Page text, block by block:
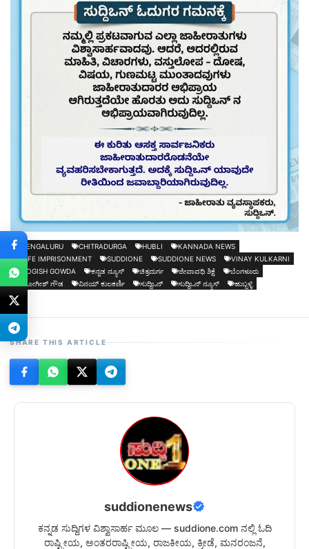
BENGALURU CHITRADURGA HUBLI
KANNADA NEWS
LIFE IMPRISONMENT
SUDDIONE SUDDIONE NEWS
VINAY KULKARNI
YOGISH GOWDA
ಕನ್ನಡ ನ್ಯೂಸ್ ಚಿತ್ರದುರ್ಗ ಜೀವಾವಧಿ ಶಿಕ್ಷೆ
ಬೆಂಗಳೂರು
ಯೋಗೀಶ್ ಗೌಡ
ವಿನಯ್ ಕುಲಕರ್ಣಿ ಸುದ್ದಿಒನ್ ಸುದ್ದಿಒನ್ ನ್ಯೂಸ್ ಹುಬ್ಬಳ್ಳಿ
SHARE THIS ARTICLE
suddionenews
ಕನ್ನಡ ಸುದ್ದಿಗಳ ವಿಶ್ವಾಸಾರ್ಹ ಮೂಲ — suddione.com ನಲ್ಲಿ ಓದಿ
ರಾಷ್ಟ್ರೀಯ, ಅಂತರರಾಷ್ಟ್ರೀಯ, ರಾಜಕೀಯ, ಕ್ರೀಡೆ, ಮನರಂಜನೆ,